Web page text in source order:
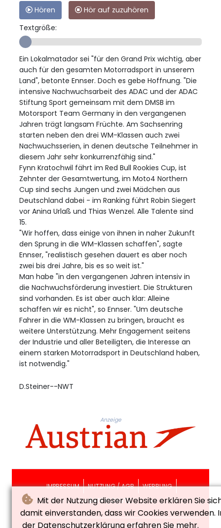
Mit der Nutzung dieser Website erklären Sie
damit einverstanden, dass wir Cookies verwenden.
der Datenschutzerklärung erfahren Sie mehr.
Hören
Hör auf zuzuhören
Textgröße:
Ein Lokalmatador sei "für den Grand Prix wichtig, aber
auch für den gesamten Motorradsport in unserem
Land", betonte Ennser. Doch es gebe Hoffnung. "Die
intensive Nachwuchsarbeit des ADAC und der ADAC
Stiftung Sport gemeinsam mit dem DMSB im
Motorsport Team Germany in den vergangenen
Jahren trägt langsam Früchte. Am Sachsenring
starten neben den drei WM-Klassen auch zwei
Nachwuchsserien, in denen deutsche Teilnehmer in
diesem Jahr sehr konkurrenzfähig sind."
Fynn Kratochwil fährt im Red Bull Rookies Cup, ist
Zehnter der Gesamtwertung, im Moto4 Northern
Cup sind sechs Jungen und zwei Mädchen aus
Deutschland dabei - im Ranking führt Robin Siegert
vor Anina Urlaß und Thias Wenzel. Alle Talente sind
15.
"Wir hoffen, dass einige von ihnen in naher Zukunft
den Sprung in die WM-Klassen schaffen", sagte
Ennser, "realistisch gesehen dauert es aber noch
zwei bis drei Jahre, bis es so weit ist."
Man habe "in den vergangenen Jahren intensiv in
die Nachwuchsförderung investiert. Die Strukturen
sind vorhanden. Es ist aber auch klar: Alleine
schaffen wir es nicht", so Ennser. "Um deutsche
Fahrer in die WM-Klassen zu bringen, braucht es
weitere Unterstützung. Mehr Engagement seitens
der Industrie und aller Beteiligten, die Interesse an
einem starken Motorradsport in Deutschland haben,
ist notwendig."
D.Steiner--NWT
Anzeige
IMPRESSUM NUTZUNG / AGB
WERBUNG
DATENSCHUTZ